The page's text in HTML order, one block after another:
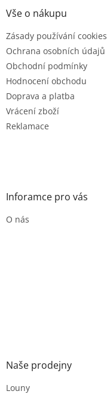
Vše o nákupu
Zásady používání cookies
Ochrana osobních údajů
Obchodní podmínky
Hodnocení obchodu
Doprava a platba
Vrácení zboží
Reklamace
Inforamce pro vás
O nás
Naše prodejny
Louny